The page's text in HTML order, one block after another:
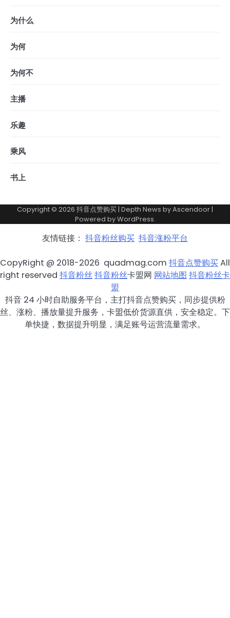
为什么
为何
为何不
主播
乐趣
乘风
书上
Copyright © 2026 抖音点赞购买| Depth News byAscendoor|
Powered byWordPress.
友情链接： 抖音粉丝购买 抖音涨粉平台
CopyRight @ 2018-2026 quadmag.com 抖音点赞购买All
right reserved 抖音粉丝抖音粉丝卡盟网 网站地图 抖音粉丝卡
盟
抖音 24 小时自助服务平台，主打抖音点赞购买，同步提供粉
丝、涨粉、播放量提升服务，卡盟低价货源直供，安全稳定。下
单快捷，数据提升明显，满足账号运营流量需求。